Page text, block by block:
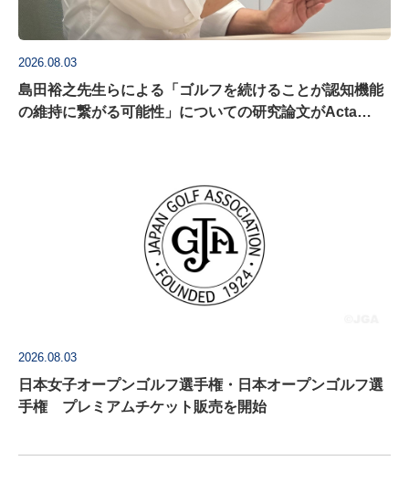
2026.08.03
島田裕之先生らによる「ゴルフを続けることが認知機能
の維持に繋がる可能性」についての研究論文がActa
2026.08.03
日本女子オープンゴルフ選手権・日本オープンゴルフ選
手権 プレミアムチケット販売を開始